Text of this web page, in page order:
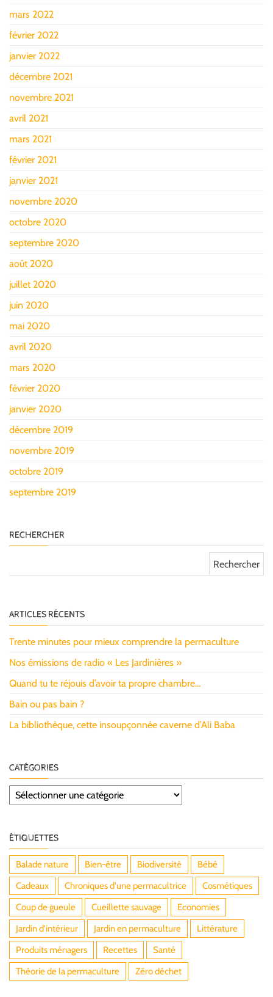
mars 2022
février 2022
janvier 2022
décembre 2021
novembre 2021
avril 2021
mars 2021
février 2021
janvier 2021
novembre 2020
octobre 2020
septembre 2020
août 2020
juillet 2020
juin 2020
mai 2020
avril 2020
mars 2020
février 2020
janvier 2020
décembre 2019
novembre 2019
octobre 2019
septembre 2019
RECHERCHER
ARTICLES RÉCENTS
Trente minutes pour mieux comprendre la permaculture
Nos émissions de radio « Les Jardinières »
Quand tu te réjouis d’avoir ta propre chambre…
Bain ou pas bain ?
La bibliothèque, cette insoupçonnée caverne d’Ali Baba
CATÉGORIES
Catégories
ÉTIQUETTES
Balade nature Bien-être Biodiversité
Bébé
Cadeaux
Chroniques d'une permacultrice
Cosmétiques
Coup de gueule
Cueillette sauvage
Economies
Jardin d'intérieur
Jardin en permaculture
Littérature
Produits ménagers
Recettes
Santé
Théorie de la permaculture
Zéro déchet